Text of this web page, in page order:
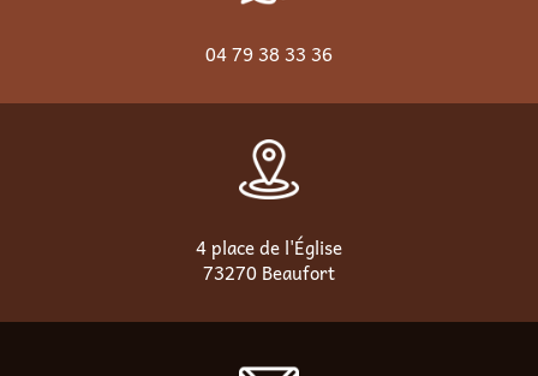
04 79 38 33 36
4 place de l'Église
73270 Beaufort